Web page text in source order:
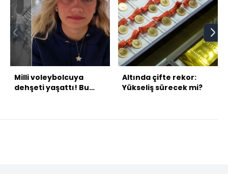
Milli voleybolcuya
dehşeti yaşattı! Bu
Altında çifte rekor:
Yükseliş sürecek mi?